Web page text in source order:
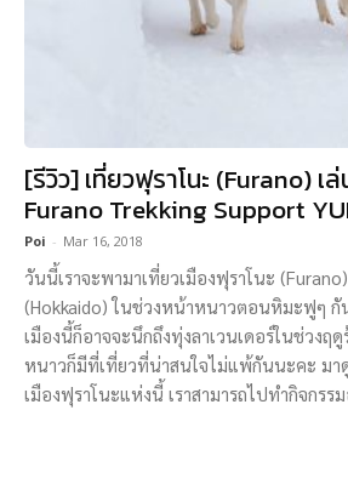
[รีวิว] เที่ยวฟุราโนะ (Furano) เ
Furano Trekking Support
Poi - Mar 16, 2018
วันนี้เราจะพามาเที่ยวเมืองฟุราโนะ
(Hokkaido) ในช่วงหน้าหนาวตอนหิมะฟูๆ
เมืองนี้ก็อาจจะนึกถึงทุ่งลาเวนเดอร์ในช่วงฤ
หนาวก็มีที่เที่ยวที่น่าสนใจไม่แพ้กันนะคะ ม
เมืองฟุราโนะแห่งนี้ เราสามารถไปทำกิจกรร